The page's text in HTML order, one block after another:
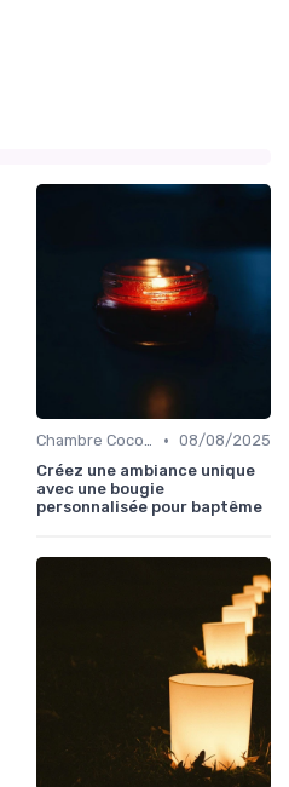
Chambre Cocooning • 08/08/2025
Créez une ambiance unique
avec une bougie
personnalisée pour baptême